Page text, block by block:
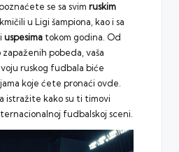
se sa svim ruskim
u Ligi šampiona, kao i sa
i uspesima tokom godina. Od
pobeda, vaša
ruskog fudbala biće
koje ćete pronaći ovde.
istražite kako su ti timovi
fudbalskoj sceni.